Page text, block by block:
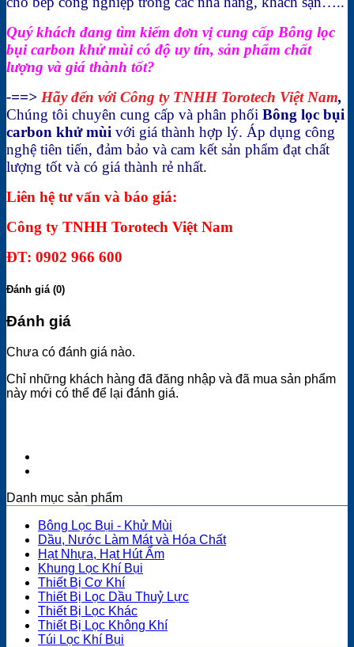
Quý khách đang tìm kiếm đơn vị cung cấp Bông lọc
bụi carbon khử mùi có độ uy tín, sản phẩm chất
lượng và giá thành tốt?
-==> Hãy đến với Công ty TNHH Torotech Việt Nam,
Chúng tôi chuyên cung cấp và phân phối Bông lọc bụi
carbon khử mùi với giá thành hợp lý. Áp dụng công
nghệ tiên tiến, đảm bảo và cam kết sản phẩm đạt chất
lượng tốt và có giá thành rẻ nhất.
Liên hệ tư vấn và báo giá:
Công ty TNHH Torotech Việt Nam
ĐT: 0902 966 600
Đánh giá (0)
Đánh giá
Chưa có đánh giá nào.
Chỉ những khách hàng đã đăng nhập và đã mua sản phẩm
này mới có thể để lại đánh giá.
Danh mục sản phẩm
Bông Lọc Bụi - Khử Mùi
Dầu, Nước Làm Mát và Hóa Chất
Hạt Nhựa, Hạt Hút Ẩm
Khung Lọc Khí Bụi
Thiết Bị Cơ Khí
Thiết Bị Lọc Dầu Thuỷ Lực
Thiết Bị Lọc Khác
Thiết Bị Lọc Không Khí
Túi Lọc Khí Bụi